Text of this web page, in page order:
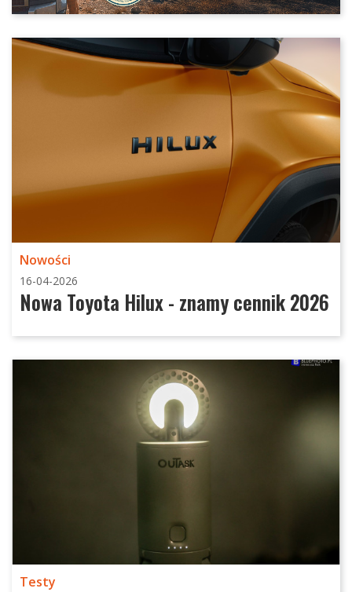
Nowości
16-04-2026
Nowa Toyota Hilux - znamy cennik 2026
Testy